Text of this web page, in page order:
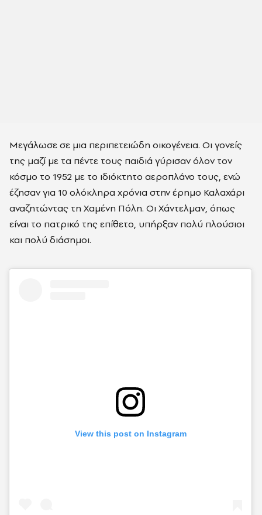
Μεγάλωσε σε μια περιπετειώδη οικογένεια. Οι γονείς
της μαζί με τα πέντε τους παιδιά γύρισαν όλον τον
κόσμο το 1952 με το ιδιόκτητο αεροπλάνο τους, ενώ
έζησαν για 10 ολόκληρα χρόνια στην έρημο Καλαχάρι
αναζητώντας τη Χαμένη Πόλη. Οι Χάντελμαν, όπως
είναι το πατρικό της επίθετο, υπήρξαν πολύ πλούσιοι
και πολύ διάσημοι.
View this post on Instagram